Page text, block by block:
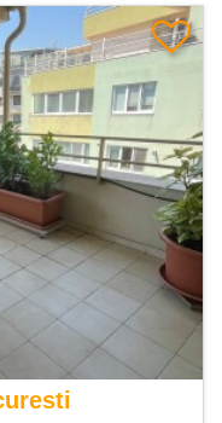
4 camere